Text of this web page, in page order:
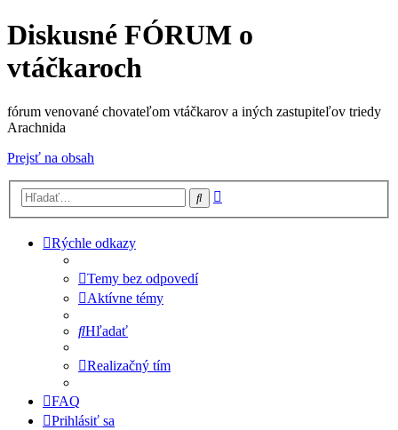
Diskusné FÓRUM o
vtáčkaroch
fórum venované chovateľom vtáčkarov a iných zastupiteľov triedy
Arachnida
Prejsť na obsah
Hľadať
Rýchle odkazy
Temy bez odpovedí
Aktívne témy
Hľadať
Realizačný tím
FAQ
Prihlásiť sa